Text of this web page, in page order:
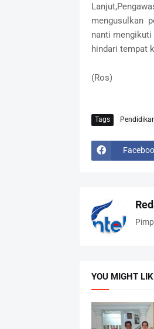
mengusulkan
nanti
hindari tempat
(Ros)
Tags
YOU MIGHT